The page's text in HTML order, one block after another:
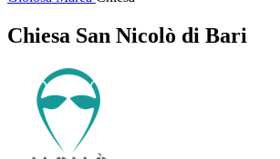
Chiesa San Nicolò di Bari